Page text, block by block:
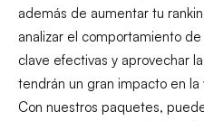
además de aumentar tu
analizar el comportamiento
clave efectivas y aprovechar
tendrán un gran impacto en
Con nuestros paquetes,